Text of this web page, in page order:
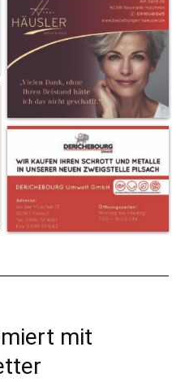
mit